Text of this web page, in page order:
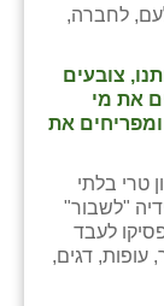
לחברה,
צובעים
את מי
ומפריחים את
טרי בלתי
"לשבור"
לעבד
עופות, דגים,